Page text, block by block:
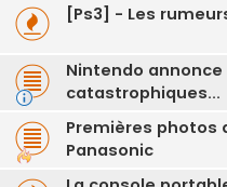
[Ps3] - Les
Nintendo
catastrophiques...
Premières photos
Panasonic